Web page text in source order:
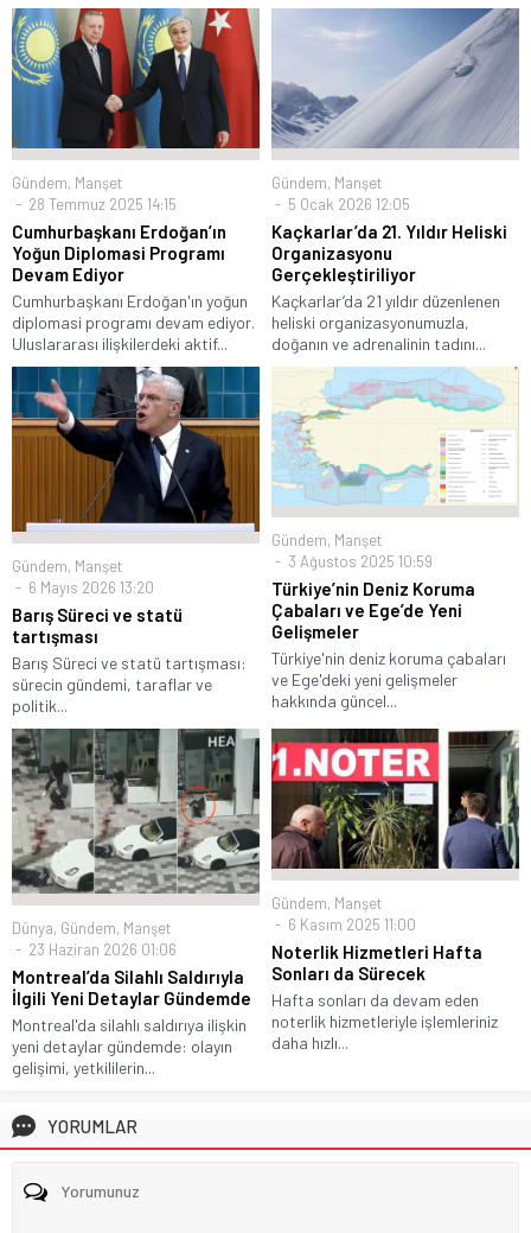
Gündem, Manşet
28 Temmuz 2025 14:15
Cumhurbaşkanı Erdoğan’ın
Yoğun Diplomasi Programı
Devam Ediyor
Cumhurbaşkanı Erdoğan'ın yoğun
diplomasi programı devam ediyor.
Uluslararası ilişkilerdeki aktif...
Gündem, Manşet
5 Ocak 2026 12:05
Kaçkarlar’da 21. Yıldır Heliski
Organizasyonu
Gerçekleştiriliyor
Kaçkarlar’da 21 yıldır düzenlenen
heliski organizasyonumuzla,
doğanın ve adrenalinin tadını...
Gündem, Manşet
6 Mayıs 2026 13:20
Barış Süreci ve statü
tartışması
Barış Süreci ve statü tartışması:
sürecin gündemi, taraflar ve
politik...
Gündem, Manşet
3 Ağustos 2025 10:59
Türkiye’nin Deniz Koruma
Çabaları ve Ege’de Yeni
Gelişmeler
Türkiye'nin deniz koruma çabaları
ve Ege'deki yeni gelişmeler
hakkında güncel...
Dünya, Gündem, Manşet
23 Haziran 2026 01:06
Montreal’da Silahlı Saldırıyla
İlgili Yeni Detaylar Gündemde
Montreal'da silahlı saldırıya ilişkin
yeni detaylar gündemde: olayın
gelişimi, yetkililerin...
Gündem, Manşet
6 Kasım 2025 11:00
Noterlik Hizmetleri Hafta
Sonları da Sürecek
Hafta sonları da devam eden
noterlik hizmetleriyle işlemleriniz
daha hızlı...
YORUMLAR